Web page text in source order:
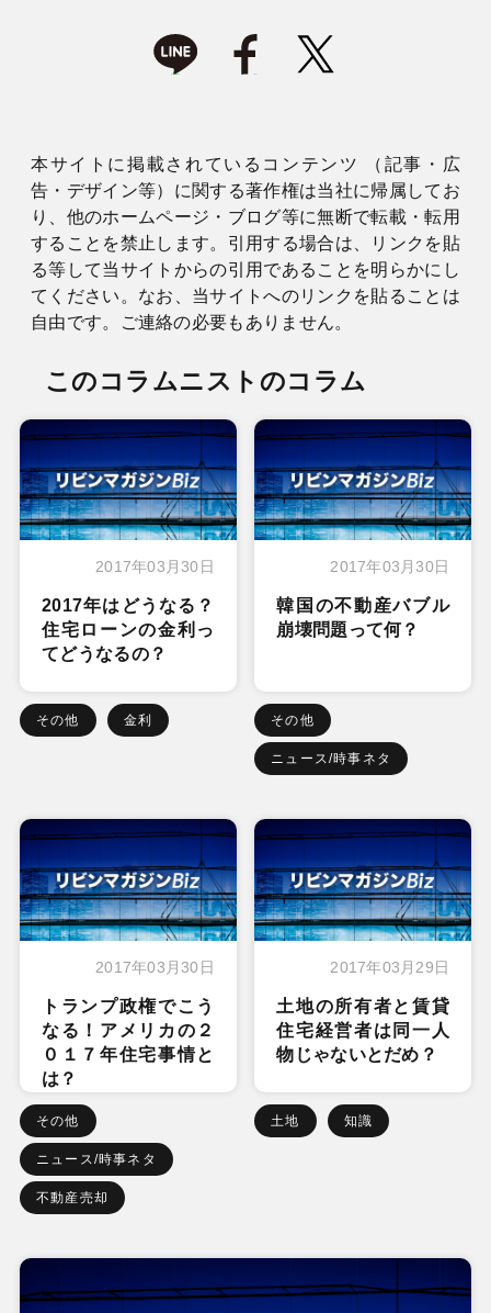
本サイトに掲載されているコンテンツ （記事・広
告・デザイン等）に関する著作権は当社に帰属してお
り、他のホームページ・ブログ等に無断で転載・転用
することを禁止します。引用する場合は、リンクを貼
る等して当サイトからの引用であることを明らかにし
てください。なお、当サイトへのリンクを貼ることは
自由です。ご連絡の必要もありません。
このコラムニストのコラム
2017年03月30日
2017年はどうなる？
住宅ローンの金利っ
てどうなるの？
その他 金利
2017年03月30日
韓国の不動産バブル
崩壊問題って何？
その他
ニュース/時事ネタ
2017年03月30日
トランプ政権でこう
なる！アメリカの２
０１７年住宅事情と
は？
その他
ニュース/時事ネタ
不動産売却
2017年03月29日
土地の所有者と賃貸
住宅経営者は同一人
物じゃないとだめ？
土地 知識